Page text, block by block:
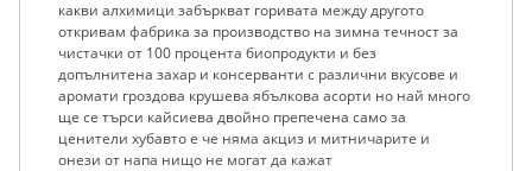
какви алхимици забъркват горивата между другото
откривам фабрика за производство на зимна течност за
чистачки от 100 процента биопродукти и без
допълнитена захар и консерванти с различни вкусове и
аромати гроздова крушева ябълкова асорти но най много
ще се търси кайсиева двойно препечена само за
ценители хубавто е че няма акциз и митничарите и
онези от напа нищо не могат да кажат